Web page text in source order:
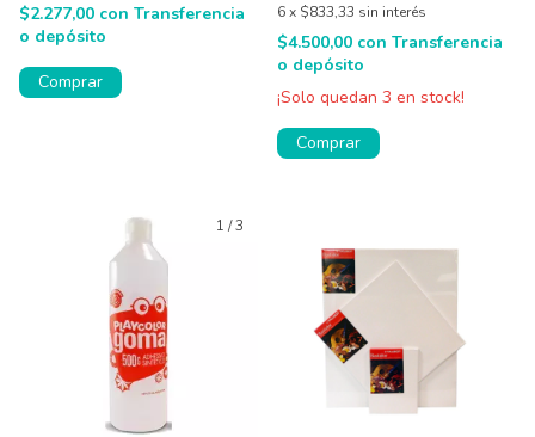
$2.277,00 con Transferencia
o depósito
Comprar
6x $833,33 sin interés
$4.500,00 con Transferencia
o depósito
¡Solo quedan 3 en stock!
Comprar
1 /3